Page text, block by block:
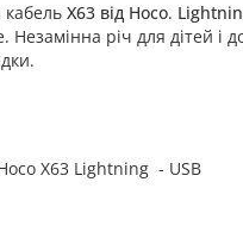
кабель X63 від Hoco.
Незамінна річ для дітей
X63 Lightning - USB